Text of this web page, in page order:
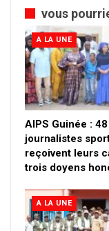
vous
A LA UNE
AIPS Guinée : 48
journalistes
reçoivent leurs
trois doyens
A LA UNE